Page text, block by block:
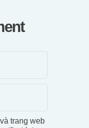
trang web